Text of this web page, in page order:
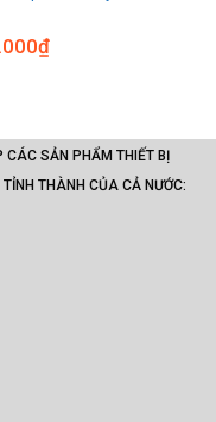
₫
CÁC SẢN PHẨM THIẾT BỊ
THÀNH CỦA CẢ NƯỚC: